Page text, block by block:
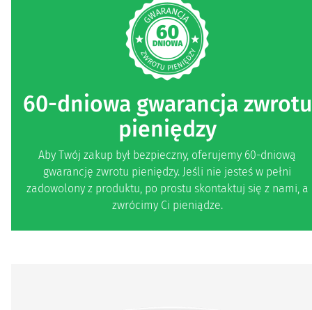
60-dniowa gwarancja zwrotu
pieniędzy
Aby Twój zakup był bezpieczny, oferujemy 60-dniową
gwarancję zwrotu pieniędzy. Jeśli nie jesteś w pełni
zadowolony z produktu, po prostu skontaktuj się z nami, a
zwrócimy Ci pieniądze.